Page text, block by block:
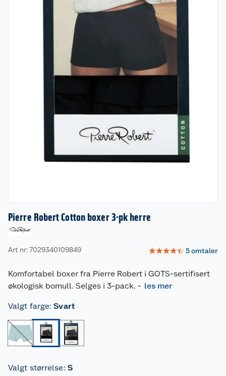
Pierre Robert Cotton boxer 3-pk herre
Art nr: 7029340109849 ☆☆☆☆☆ 5omtaler
Komfortabel boxer fra Pierre Robert i GOTS-sertifisert
økologisk bomull. Selges i 3-pack. - les mer
Valgt farge: Svart
Valgt størrelse: S